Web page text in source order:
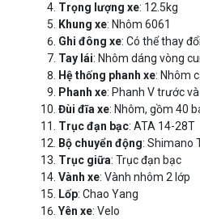
Trọng lượng xe: 12.5kg
Khung xe: Nhôm 6061
Ghi đông xe: Có thể thay
Tay lái: Nhôm dáng vòng
Hệ thống phanh xe: Nhôm
Phanh xe: Phanh V trước
Đùi đĩa xe: Nhôm, gồm 40
Trục đạn bạc: ATA 14-28T
Bộ chuyển động: Shimano
Trục giữa: Trục đạn bạc
Vành xe: Vành nhôm 2 lớp
Lốp: Chao Yang
Yên xe: Velo